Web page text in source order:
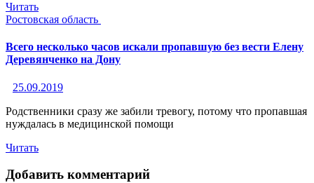
Читать
Ростовская область
Всего несколько часов искали пропавшую без вести Елену
Деревянченко на Дону
25.09.2019
Родственники сразу же забили тревогу, потому что пропавшая
нуждалась в медицинской помощи
Читать
Добавить комментарий